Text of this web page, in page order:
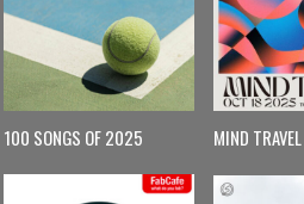
100 SONGS OF 2025 MIND TRAVEL